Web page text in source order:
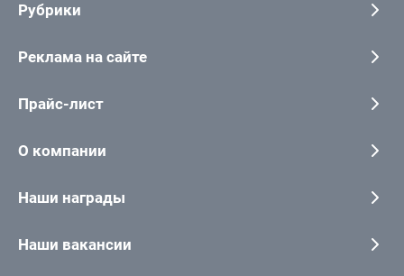
Рубрики
Реклама на сайте
Прайс-лист
О компании
Наши награды
Наши вакансии